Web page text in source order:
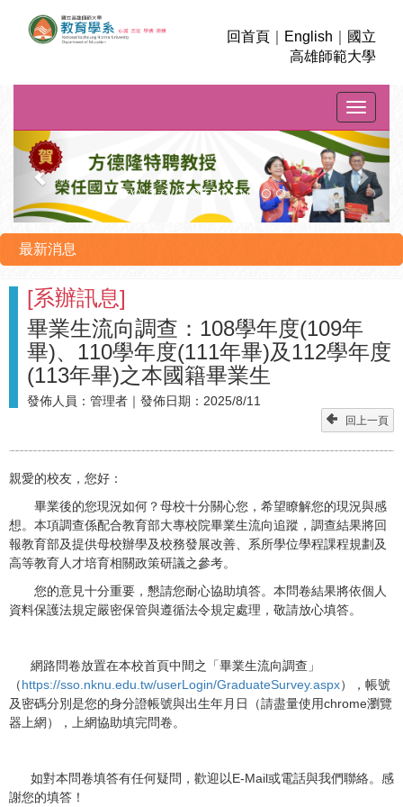
回首頁 English
國立
高雄師範大學
Toggle
上
一
則
下
一
則
最新消息
[系辦訊息]
畢業生流向調查：108學年度(109年
畢)、110學年度(111年畢)及112學年度
(113年畢)之本國籍畢業生
發佈人員： 管理者 ｜發佈日期： 2025/8/11
回上一頁
親愛的校友，您好：
畢業後的您現況如何？母校十分關心您，希望瞭解您的現況與感
想。本項調查係配合教育部大專校院畢業生流向追蹤，調查結果將回
報教育部及提供母校辦學及校務發展改善、系所學位學程課程規劃及
高等教育人才培育相關政策研議之參考。
您的意見十分重要，懇請您耐心協助填答。本問卷結果將依個人
資料保護法規定嚴密保管與遵循法令規定處理，敬請放心填答。
網路問卷放置在本校首頁中間之「畢業生流向調查」
（https://sso.nknu.edu.tw/userLogin/GraduateSurvey.aspx），帳號
及密碼分別是您的身分證帳號與出生年月日（請盡量使用chrome瀏覽
器上網），上網協助填完問卷。
如對本問卷填答有任何疑問，歡迎以E-Mail或電話與我們聯絡。感
謝您的填答！